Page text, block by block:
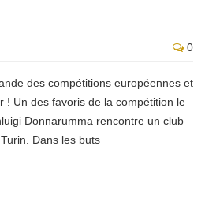
0
des compétitions européennes et
! Un des favoris de la compétition le
Donnarumma rencontre un club
Dans les buts